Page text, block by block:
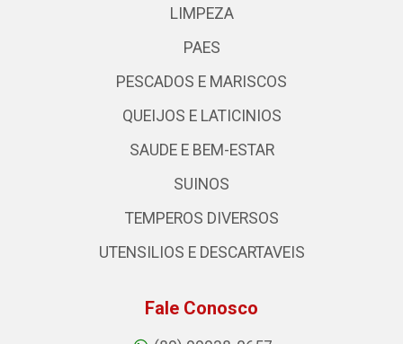
LIMPEZA
PAES
PESCADOS E MARISCOS
QUEIJOS E LATICINIOS
SAUDE E BEM-ESTAR
SUINOS
TEMPEROS DIVERSOS
UTENSILIOS E DESCARTAVEIS
Fale Conosco